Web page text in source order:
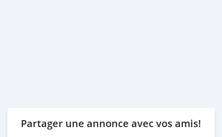
Partager une annonce avec vos amis!